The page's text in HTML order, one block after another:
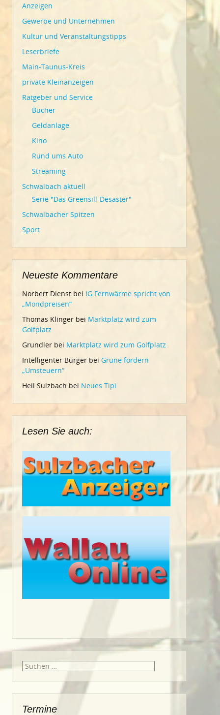
Anzeigen
Gewerbe und Unternehmen
Kultur und Veranstaltungstipps
Leserbriefe
Main-Taunus-Kreis
private Kleinanzeigen
Ratgeber und Service
Bücher
Geldanlage
Kino
Rund ums Auto
Streaming
Schwalbach aktuell
Serie "Das Greensill-Desaster"
Schwalbacher Spitzen
Sport
Neueste Kommentare
Norbert Dienst bei IG Fernwärme spricht von
„Mondpreisen“
Thomas Klinger bei Marktplatz wird zum
Golfplatz
Grundler bei Marktplatz wird zum Golfplatz
Intelligenter Bürger bei Grüne fordern
„Umsteuern“
Heil Sulzbach bei Neues Tipi
Lesen Sie auch:
Suche
Termine